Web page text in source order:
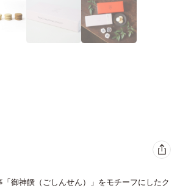
御神饌（ごしんせん）」をモチーフにしたク